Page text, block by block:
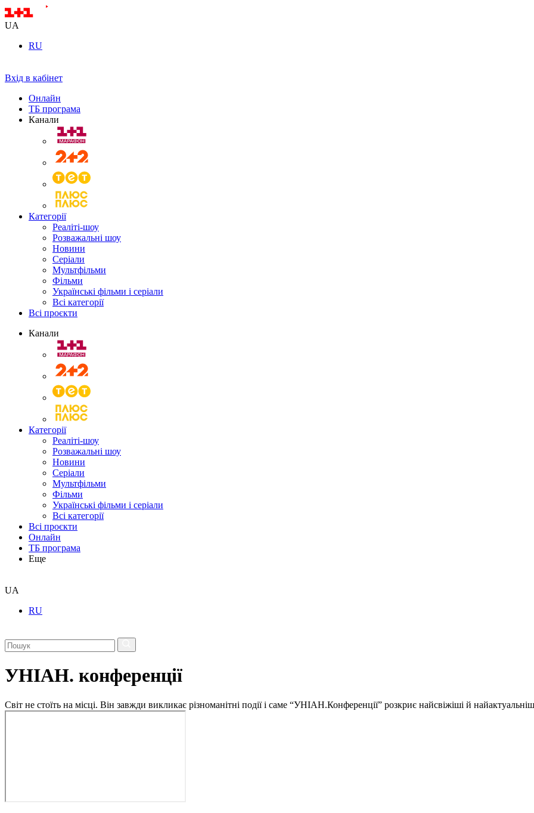
UA
RU
Вхід в кабінет
Онлайн
ТБ програма
Канали
Категорії
Реаліті-шоу
Розважальні шоу
Новини
Серіали
Мультфільми
Фільми
Українські фільми і серіали
Всі категорії
Всі проєкти
Канали
Категорії
Реаліті-шоу
Розважальні шоу
Новини
Серіали
Мультфільми
Фільми
Українські фільми і серіали
Всі категорії
Всі проєкти
Онлайн
ТБ програма
Еще
UA
RU
УНІАН. конференції
Світ не стоїть на місці. Він завжди викликає різноманітні події і саме “УНІАН.Конференції” розкриє найсвіжіші й